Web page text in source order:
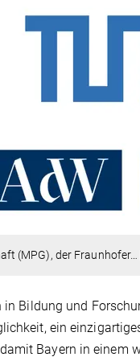
(MPG), der Fraunhofer…
Bildung und
ein
Bayern in einem